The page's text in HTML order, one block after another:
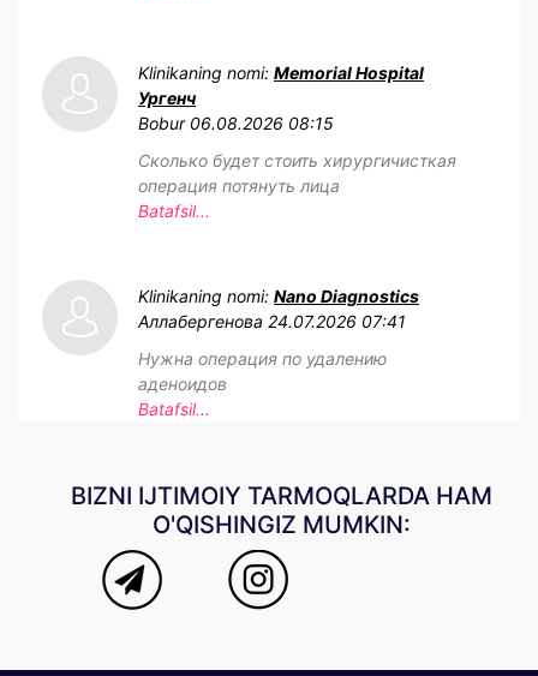
Klinikaning nomi: Memorial Hospital
Ургенч
Bobur 06.08.2026 08:15
Сколько будет стоить хирургичисткая
операция потянуть лица
Batafsil...
Klinikaning nomi: Nano Diagnostics
Аллабергенова 24.07.2026 07:41
Нужна операция по удалению
аденоидов
Batafsil...
BIZNI IJTIMOIY TARMOQLARDA HAM
O'QISHINGIZ MUMKIN: